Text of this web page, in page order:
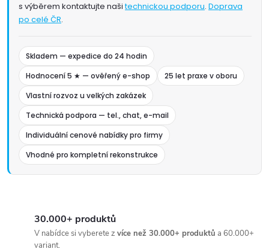
s výběrem kontaktujte našitechnickou podporu. Doprava
po celé ČR.
Skladem — expedice do 24 hodin
Hodnocení 5 ★ — ověřený e-shop
25 let praxe v oboru
Vlastní rozvoz u velkých zakázek
Technická podpora — tel., chat, e-mail
Individuální cenové nabídky pro firmy
Vhodné pro kompletní rekonstrukce
30.000+ produktů
V nabídce si vyberete z více než 30.000+ produktů a 60.000+
variant.